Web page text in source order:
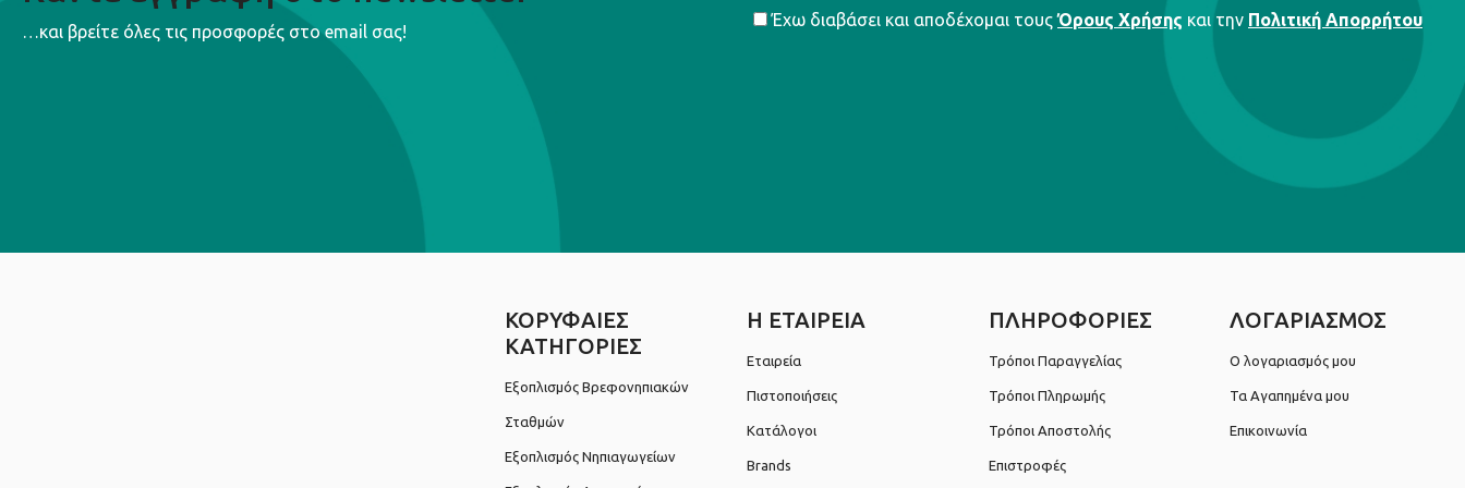
…και βρείτε όλες τις προσφορές στο email σας!
Έχω διαβάσει και αποδέχομαι τουςΌρους Χρήσης και την Πολιτική Απορρήτου
ΚΟΡΥΦΑΙΕΣ
ΚΑΤΗΓΟΡΙΕΣ
Εξοπλισμός Βρεφονηπιακών
Σταθμών
Εξοπλισμός Νηπιαγωγείων
Η ΕΤΑΙΡΕΙΑ
Εταιρεία
Πιστοποιήσεις
Κατάλογοι
Brands
ΠΛΗΡΟΦΟΡΙΕΣ
Τρόποι Παραγγελίας
Τρόποι Πληρωμής
Τρόποι Αποστολής
Επιστροφές
ΛΟΓΑΡΙΑΣΜΟΣ
Ο λογαριασμός μου
Τα Αγαπημένα μου
Επικοινωνία